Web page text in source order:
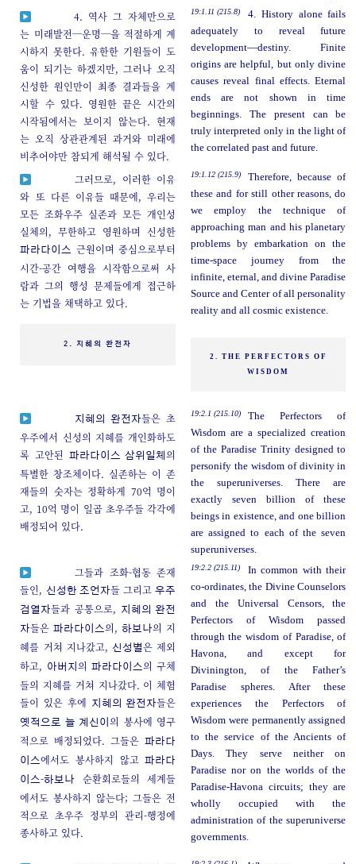
4. 역사 그 자체만으로
는 미래발전─운명─을 적절하게 계
시하지 못한다. 유한한 기원들이 도
움이 되기는 하겠지만, 그러나 오직
신성한 원인만이 최종 결과들을 계
시할 수 있다. 영원한 끝은 시간의
시작됨에서는 보이지 않는다. 현재
는 오직 상관관계된 과거와 미래에
비추어야만 참되게 해석될 수 있다.
19:1.11 (215.8)
4. History alone fails
adequately to reveal future
development—destiny. Finite
origins are helpful, but only divine
causes reveal final effects. Eternal
ends are not shown in time
beginnings. The present can be
truly interpreted only in the light of
the correlated past and future.
그러므로, 이러한 이유
와 또 다른 이유들 때문에, 우리는
모든 조화우주 실존과 모든 개인성
실체의, 무한하고 영원하며 신성한
파라다이스
근원이며 중심으로부터
시간-공간 여행을 시작함으로써 사
람과 그의 행성 문제들에게 접근하
는 기법을 채택하고 있다.
19:1.12 (215.9)
Therefore, because of
these and for still other reasons, do
we employ the technique of
approaching man and his planetary
problems by embarkation on the
time-space journey from the
infinite, eternal, and divine Paradise
Source and Center of all personality
reality and all cosmic existence.
2. 지혜의 완전자
2. THE PERFECTORS OF
WISDOM
지혜의 완전자들은 초
우주에서 신성의 지혜를 개인화하도
록 고안된
파라다이스 삼위일체의
특별한 창조체이다. 실존하는 이 존
재들의 숫자는 정확하게 70억 명이
고, 10억 명이 일곱 초우주들 각각에
배정되어 있다.
19:2.1 (215.10)
The Perfectors of
Wisdom are a specialized creation
of the Paradise Trinity designed to
personify the wisdom of divinity in
the superuniverses. There are
exactly seven billion of these
beings in existence, and one billion
are assigned to each of the seven
superuniverses.
그들과 조화-협동 존재
들인, 신성한 조언자들 그리고우주
검열자들과 공통으로,
지혜의 완전
자들은파라다이스의,하보나의 지
혜를 거쳐 지나갔고,신성별은 제외
하고,
아버지 의 파라다이스의 구체
들의 지혜를 거쳐 지나갔다. 이 체험
들이 있은 후에
지혜의 완전자들은
옛적으로 늘 계신이의 봉사에 영구
적으로 배정되었다. 그들은파라다
이스에서도 봉사하지 않고파라다
이스-하보나
순환회로들의 세계들
에서도 봉사하지 않는다; 그들은 전
적으로 초우주 정부의 관리-행정에
종사하고 있다.
19:2.2 (215.11)
In common with their
co-ordinates, the Divine Counselors
and the Universal Censors, the
Perfectors of Wisdom passed
through the wisdom of Paradise, of
Havona, and except for
Divinington, of the Father’s
Paradise spheres. After these
experiences the Perfectors of
Wisdom were permanently assigned
to the service of the Ancients of
Days. They serve neither on
Paradise nor on the worlds of the
Paradise-Havona circuits; they are
wholly occupied with the
administration of the superuniverse
governments.